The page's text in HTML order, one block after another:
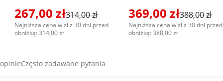
267,00 zł314,00 zł
Najniższa cena w zł z 30 dni przed
obniżką: 314,00 zł
369,00 zł388,00 zł
Najniższa cena w zł z 30 dni przed
obniżką: 388,00 zł
Często zadawane pytania